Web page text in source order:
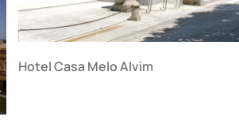
Hotel Casa Melo Alvim